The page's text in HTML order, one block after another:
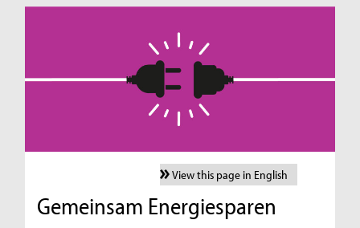
View this page in English
Gemeinsam Energiesparen